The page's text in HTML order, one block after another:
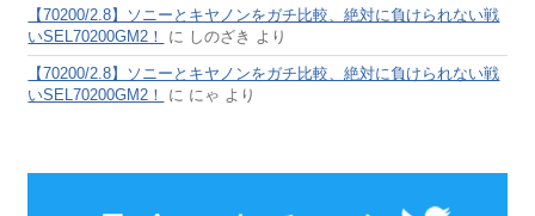
【70200/2.8】ソニーとキヤノンをガチ比較、絶対に負けられない戦
いSEL70200GM2！
に しのざき より
【70200/2.8】ソニーとキヤノンをガチ比較、絶対に負けられない戦
いSEL70200GM2！
に にゃ より